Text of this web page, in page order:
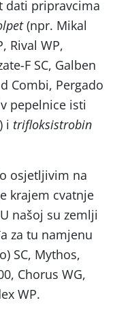
dati pripravcima
(npr. Mikal
Rival WP,
F SC, Galben
Combi, Pergado
pepelnice isti
i trifloksistrobin
osjetljivim na
krajem cvatnje
našoj su zemlji
za tu namjenu
SC, Mythos,
Chorus WG,
WP.